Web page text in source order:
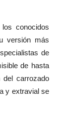
conocidos
versión más
de
de hasta
del carrozado
y extravial se